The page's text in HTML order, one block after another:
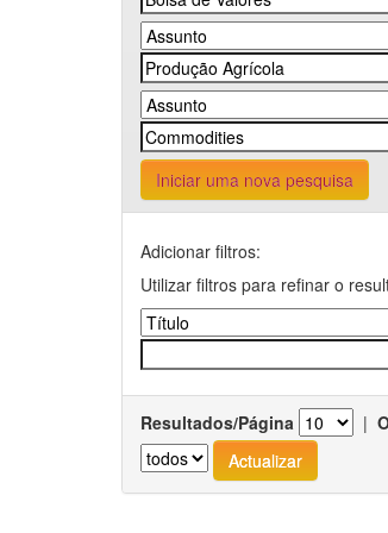
Iniciar uma nova pesquisa
Adicionar filtros:
Utilizar filtros para refinar o
Resultados/Página |